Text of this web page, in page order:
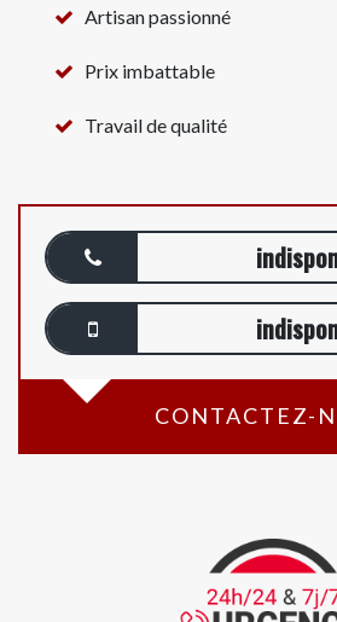
Artisan passionné
Prix imbattable
Travail de qualité
CONTACTEZ-